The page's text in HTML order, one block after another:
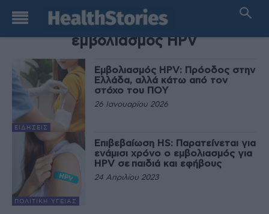
TAG
εμβολιασμός HPV
ΕΙΔΉΣΕΙΣ
Εμβολιασμός HPV: Πρόοδος στην
Ελλάδα, αλλά κάτω από τον
στόχο του ΠΟΥ
26 Ιανουαρίου 2026
ΠΟΛΙΤΙΚΉ ΥΓΕΊΑΣ
Επιβεβαίωση HS: Παρατείνεται για
ενάμισι χρόνο ο εμβολιασμός για
HPV σε παιδιά και εφήβους
24 Απριλίου 2023